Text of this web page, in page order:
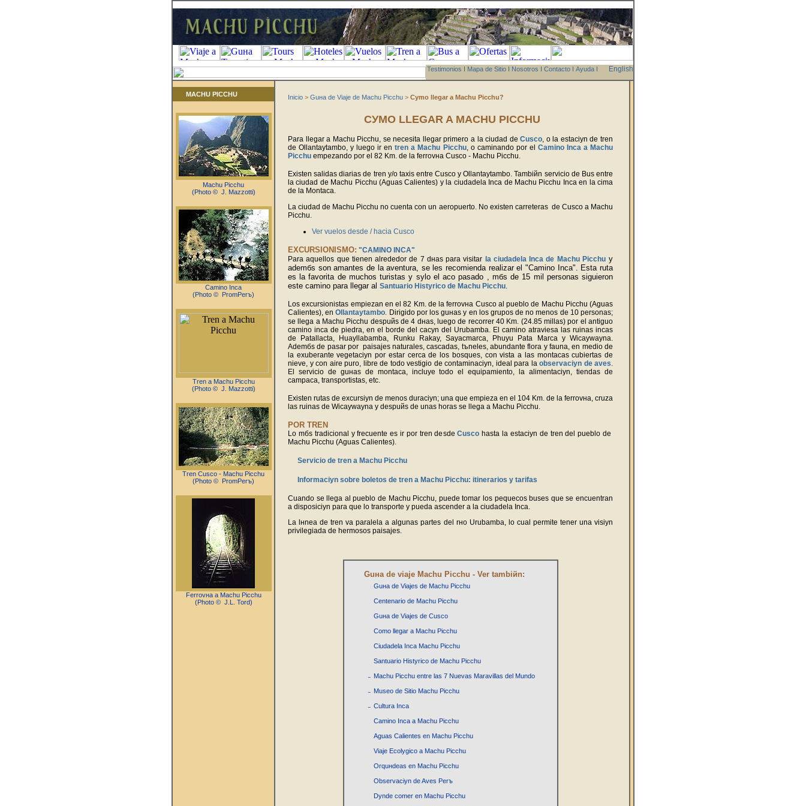
Testimonios I Mapa de Sitio I Nosotros I Contacto I Ayuda I English
MACHU PICCHU
Machu Picchu
(Photo © J. Mazzotti)
Camino Inca
(Photo © PromPerъ)
Tren a Machu Picchu
(Photo© J. Mazzotti)
Tren Cusco - Machu Picchu
(Photo © PromPerъ)
Ferrovнa a Machu Picchu
(Photo © J.L. Tord)
Inicio > Guнa de Viaje de Machu Picchu > Cуmo llegar a Machu Picchu?
CУMO LLEGAR A MACHU PICCHU
Para llegar a Machu Picchu, se necesita llegar primero a la ciudad deCusco, o la estaciуn de tren
de Ollantaytambo, y luego ir entren a Machu Picchu, o caminando por el Camino Inca a Machu
Picchu empezando por el 82 Km. de la ferrovнa Cusco - Machu Picchu.
Existen salidas diarias de tren y/o taxis entre Cusco y Ollantaytambo. Tambiйn servicio de Bus entre
la ciudad de Machu Picchu (Aguas Calientes) y la ciudadela Inca de Machu Picchu Inca en la cima
de la Montaсa.
La ciudad de Machu Picchu no cuenta con un aeropuerto. No existen carreteras de Cusco a Machu
Picchu.
Ver vuelos desde / hacia Cusco
EXCURSIONISMO: "CAMINO INCA"
Para aquellos que tienen alrededor de 7 dнas para visitar la ciudadela Inca de Machu Picchuy
ademбs son amantes de la aventura, se les recomienda realizar el "Camino Inca". Esta ruta
es la favorita de muchos turistas y sуlo el aсo pasado , mбs de 15 mil personas siguieron
este camino para llegar al Santuario Histуrico de Machu Picchu.
Los excursionistas empiezan en el 82 Km. de la ferrovнa Cusco al pueblo de Machu Picchu (Aguas
Calientes), enOllantaytambo. Dirigido por los guнas y en los grupos de no menos de 10 personas;
se llega a Machu Picchu despuйs de 4 dнas, luego de recorrer 40 Km. (24.85 millas) por el antiguo
camino inca de piedra, en el borde del caсуn del Urubamba. El camino atraviesa las ruinas incas
de Patallacta, Huayllabamba, Runku Rakay, Sayacmarca, Phuyu Pata Marca y Wiсaywayna.
Ademбs de pasar por paisajes naturales, cascadas, tъneles, abundante flora y fauna, en medio de
la exuberante vegetaciуn por estar cerca de los bosques, con vista a las montaсas cubiertas de
nieve, y con aire puro, libre de todo vestigio de contaminaciуn, ideal para la observaciуn de aves.
El servicio de guнas de montaсa, incluye todo el equipamiento, la alimentaciуn, tiendas de
campaсa, transportistas, etc.
Existen rutas de excursiуn de menos duraciуn; una que empieza en el 104 Km. de la ferrovнa, cruza
las ruinas de Wiсaywayna y despuйs de unas horas se llega a Machu Picchu.
POR TREN
Lo mбs tradicional y frecuente es ir por tren desdeCusco hasta la estaciуn de tren del pueblo de
Machu Picchu (Aguas Calientes).
Servicio de tren a Machu Picchu
Informaciуn sobre boletos de tren a Machu Picchu: itinerarios y tarifas
Cuando se llega al pueblo de Machu Picchu, puede tomar los pequeсos buses que se encuentran
a disposiciуn para que lo transporte y pueda ascender a la ciudadela Inca.
La lнnea de tren va paralela a algunas partes del rнo Urubamba, lo cual permite tener una visiуn
privilegiada de hermosos paisajes.
Guнa de viaje Machu Picchu - Ver tambiйn:
Guнa de Viajes de Machu Picchu
Centenario de Machu Picchu
Guнa de Viajes de Cusco
Como llegar a Machu Picchu
Ciudadela Inca Machu Picchu
Santuario Histуrico de Machu Picchu
Machu Picchu entre las 7 Nuevas Maravillas del Mundo
Museo de Sitio Machu Picchu
Cultura Inca
Camino Inca a Machu Picchu
Aguas Calientes en Machu Picchu
Viaje Ecolуgico a Machu Picchu
Orquнdeas en Machu Picchu
Observaciуn de Aves Perъ
Dуnde comer en Machu Picchu